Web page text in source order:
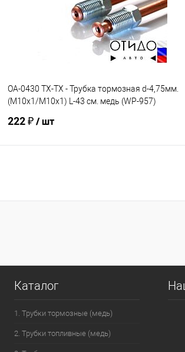
OA-0430 TX-TX - Трубка тормозная d-4,75мм.
(М10х1/М10х1) L-43 см. медь (WP-957)
222 ₽/ шт
В избранное
Под заказ
Каталог
1. Трубки тормозные (медь)
2. Трубки топливные (медь)